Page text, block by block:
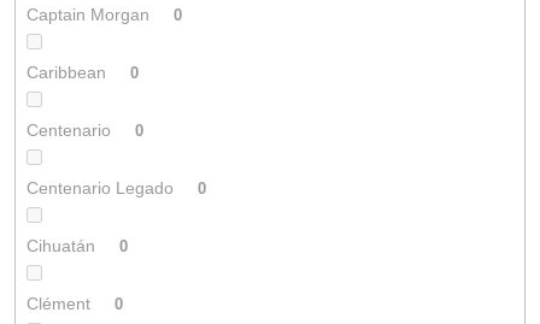
Captain Morgan 0
Caribbean 0
Centenario 0
Centenario Legado 0
Cihuatán 0
Clément 0